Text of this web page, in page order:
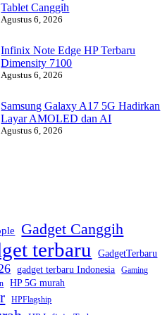
Tablet Canggih
Agustus 6, 2026
Infinix Note Edge HP Terbaru
Dimensity 7100
Agustus 6, 2026
Samsung Galaxy A17 5G Hadirkan
Layar AMOLED dan AI
Agustus 6, 2026
Gadget Canggih
terbaru GadgetTerbaru
gadget terbaru Indonesia Gaming
HP 5G murah
HPFlagship